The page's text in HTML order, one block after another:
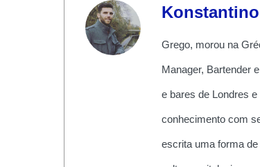
Grego, morou na
Manager, Bartender
e bares de Londres
conhecimento com
escrita uma forma